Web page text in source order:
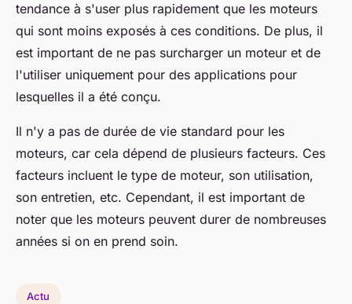
tendance à s'user plus rapidement que les moteurs
qui sont moins exposés à ces conditions. De plus, il
est important de ne pas surcharger un moteur et de
l'utiliser uniquement pour des applications pour
lesquelles il a été conçu.
Il n'y a pas de durée de vie standard pour les
moteurs, car cela dépend de plusieurs facteurs. Ces
facteurs incluent le type de moteur, son utilisation,
son entretien, etc. Cependant, il est important de
noter que les moteurs peuvent durer de nombreuses
années si on en prend soin.
Actu